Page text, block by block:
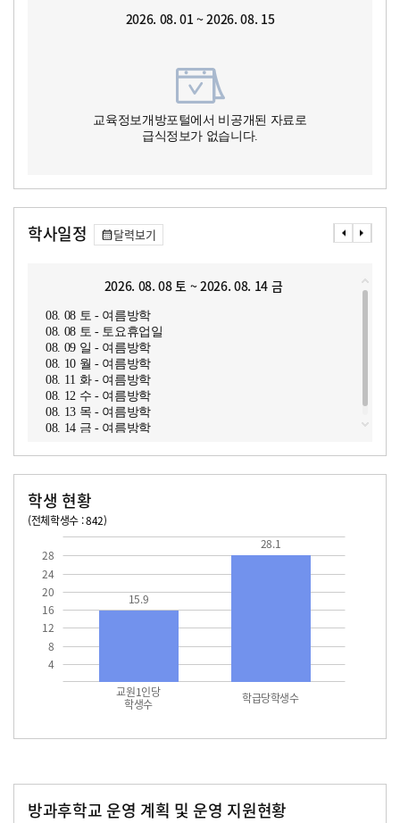
2026. 08. 01 ~ 2026. 08. 15
교육정보개방포털에서 비공개된 자료로
급식정보가 없습니다.
학사일정 달력보기
2026. 08. 08 토 ~ 2026. 08. 14 금
08. 08 토 - 여름방학
08. 08 토 - 토요휴업일
08. 09 일 - 여름방학
08. 10 월 - 여름방학
08. 11 화 - 여름방학
08. 12 수 - 여름방학
08. 13 목 - 여름방학
08. 14 금 - 여름방학
학생 현황
(전체학생수 : 842)
4
8
12
16
20
24
28
교원1인당
학생수 학급당학생수
15.9
28.1
방과후학교 운영 계획 및 운영 지원현황